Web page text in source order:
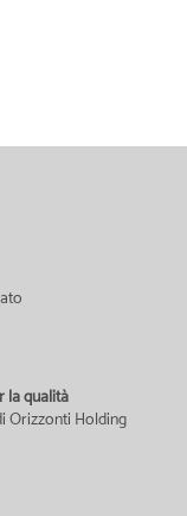
la qualità
Orizzonti Holding